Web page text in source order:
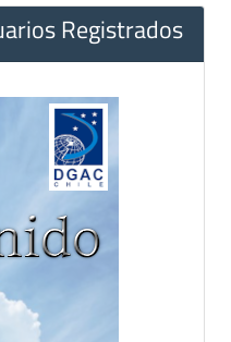
Registrados